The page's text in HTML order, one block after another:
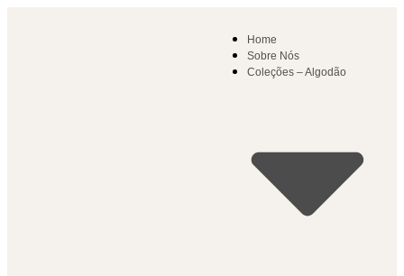
Home
Sobre Nós
Coleções – Algodão